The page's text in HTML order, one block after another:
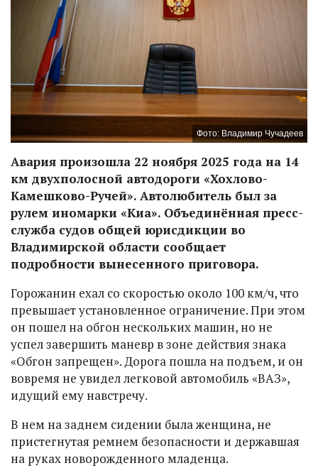
Фото: Владимир Чучадеев
Авария произошла 22 ноября 2025 года на 14
км двухполосной автодороги «Хохлово-
Камешково-Ручей». Автолюбитель был за
рулем иномарки «Киа». Объединённая пресс-
служба судов общей юрисдикции во
Владимирской области сообщает
подробности вынесенного приговора.
Горожанин ехал со скоростью около 100 км/ч, что
превышает установленное ограничение. При этом
он пошел на обгон нескольких машин, но не
успел завершить маневр в зоне действия знака
«Обгон запрещен». Дорога пошла на подъем, и он
вовремя не увидел легковой автомобиль «ВАЗ»,
идущий ему навстречу.
В нем на заднем сидении была женщина, не
пристегнутая ремнем безопасности и державшая
на руках новорожденного младенца.